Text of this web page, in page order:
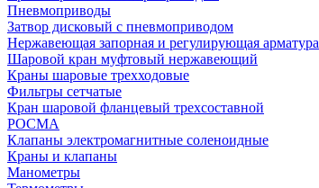
Пневмоприводы
Затвор дисковый с пневмоприводом
Нержавеющая запорная и регулирующая арматура
Шаровой кран муфтовый нержавеющий
Краны шаровые трехходовые
Фильтры сетчатые
Кран шаровой фланцевый трехсоставной
РОСМА
Клапаны электромагнитные соленоидные
Краны и клапаны
Манометры